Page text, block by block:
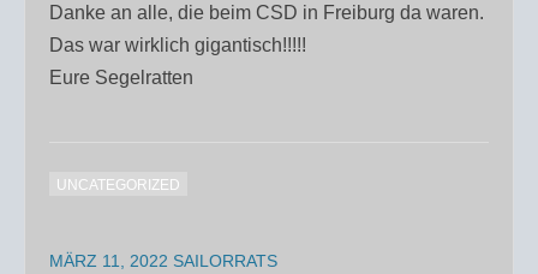
Danke an alle, die beim CSD in Freiburg da waren.
Das war wirklich gigantisch!!!!!
Eure Segelratten
UNCATEGORIZED
MÄRZ 11, 2022 SAILORRATS